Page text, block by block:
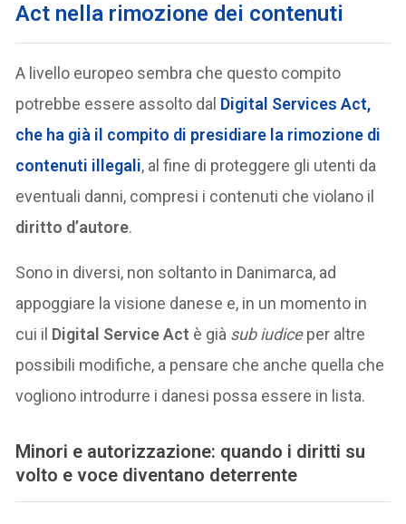
Act nella rimozione dei contenuti
A livello europeo sembra che questo compito
potrebbe essere assolto dal Digital Services Act,
che ha già il compito di presidiare la rimozione di
contenuti illegali, al fine di proteggere gli utenti da
eventuali danni, compresi i contenuti che violano il
diritto d’autore.
Sono in diversi, non soltanto in Danimarca, ad
appoggiare la visione danese e, in un momento in
cui il Digital Service Act è già sub iudiceper altre
possibili modifiche, a pensare che anche quella che
vogliono introdurre i danesi possa essere in lista.
Minori e autorizzazione: quando i diritti su
volto e voce diventano deterrente